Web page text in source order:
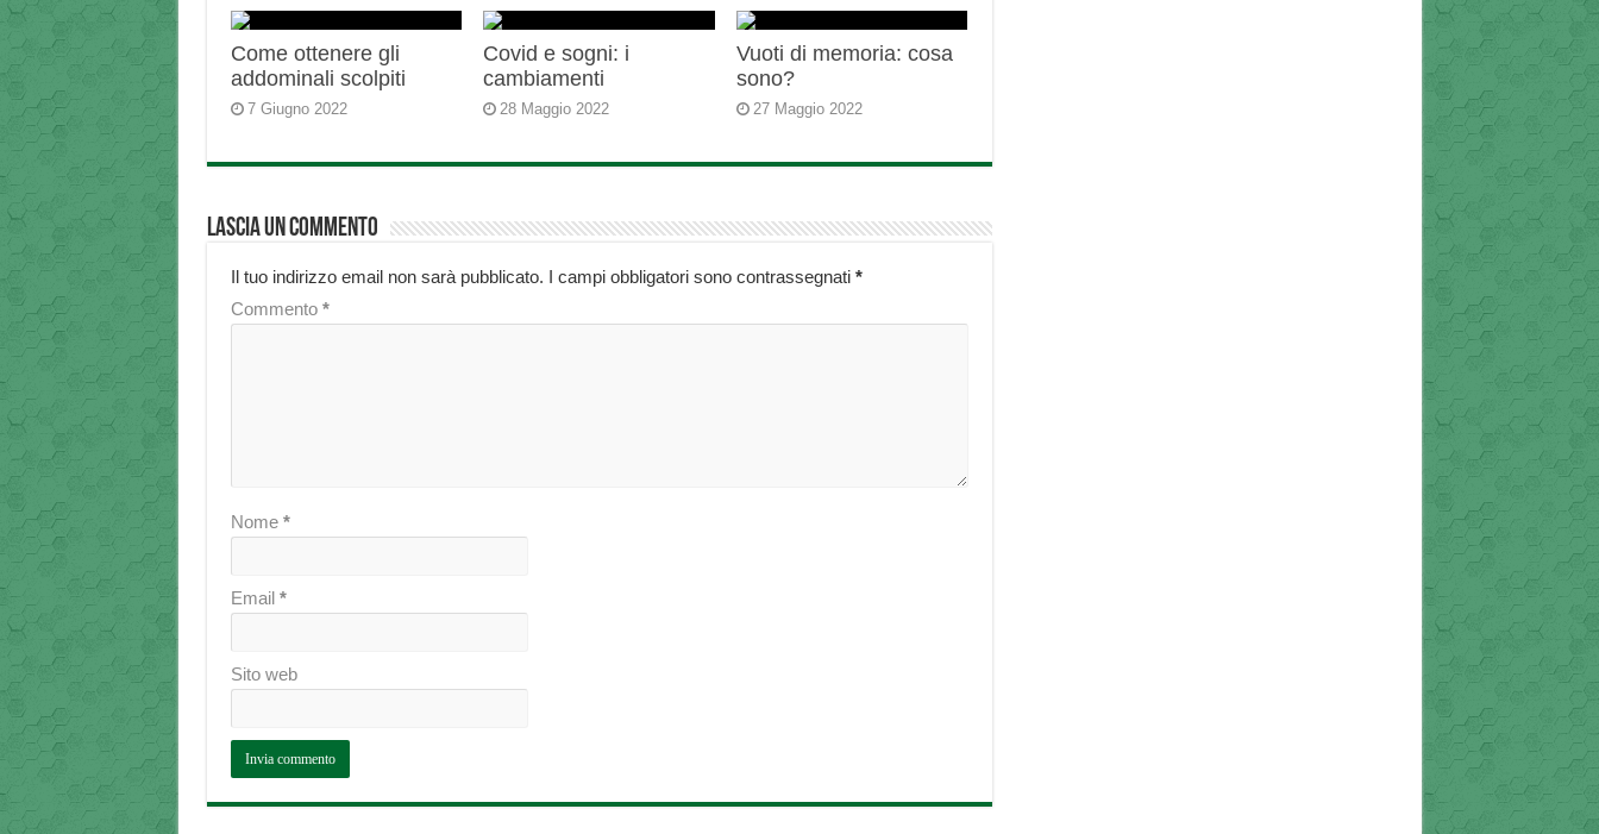
Come ottenere gli
addominali scolpiti
7 Giugno 2022
Covid e sogni: i
cambiamenti
28 Maggio 2022
Vuoti di memoria: cosa
sono?
27 Maggio 2022
Lascia un commento
Il tuo indirizzo email non sarà pubblicato. I campi obbligatori sono contrassegnati *
Commento *
Nome *
Email *
Sito web